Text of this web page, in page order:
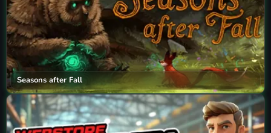
Seasons after Fall